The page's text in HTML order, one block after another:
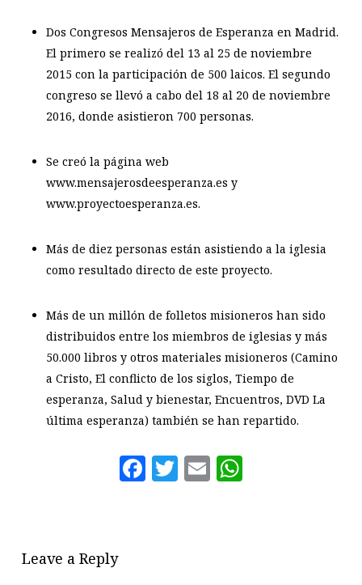
Dos Congresos Mensajeros de Esperanza en Madrid.
El primero se realizó del 13 al 25 de noviembre
2015 con la participación de 500 laicos. El segundo
congreso se llevó a cabo del 18 al 20 de noviembre
2016, donde asistieron 700 personas.
Se creó la página web
www.mensajerosdeesperanza.es y
www.proyectoesperanza.es.
Más de diez personas están asistiendo a la iglesia
como resultado directo de este proyecto.
Más de un millón de folletos misioneros han sido
distribuidos entre los miembros de iglesias y más
50.000 libros y otros materiales misioneros (Camino
a Cristo, El conflicto de los siglos, Tiempo de
esperanza, Salud y bienestar, Encuentros, DVD La
última esperanza) también se han repartido.
Facebook
Twitter
Email
Leave a Reply